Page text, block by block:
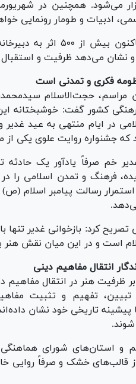
ادبیات و طومار رونمایی
وی افزود: تاکنون
و نشان می‌دهد ظرفیت و
فکری و تمدنی است
مراسم، حجت‌الاسلام
کشور گفت: خوشبختانه
که جشنواره روایت علوی یکی از
خم صرفاً یادآور یک
فرهنگ و تمدن اسلامی را
رسالت پیامبر اسلام
تصریح کرد: بازخوانی غدیر
است و در این میان نقش
انتقال مفاهیم دینی
ظرفیت هنر در انتقال مفاهیم
تبیین، تفهیم و تثبیت
پیشینه تاریخی خود نشان
و استان‌های شورای هماهنگی
قالب‌های خشک و صرفاً روایی